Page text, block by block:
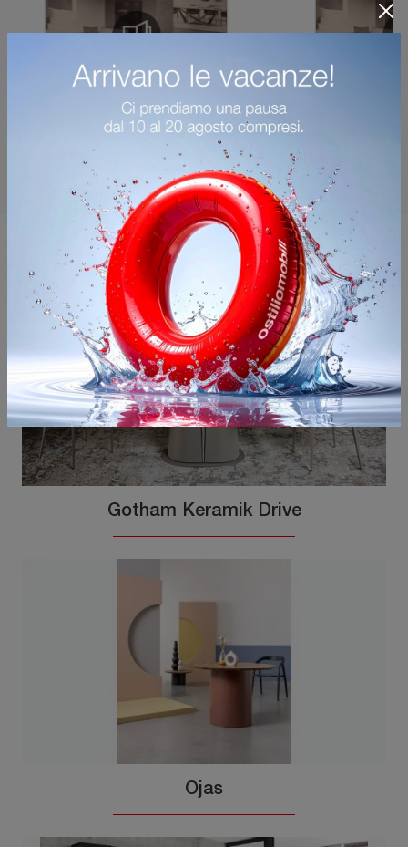
Potrebbero piacerti anche
Gotham Keramik Drive
Ojas